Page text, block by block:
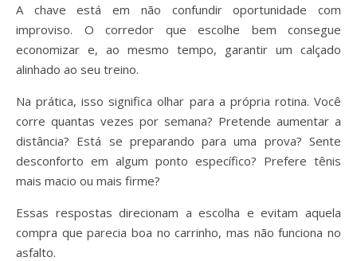
A chave está em não confundir oportunidade com
improviso. O corredor que escolhe bem consegue
economizar e, ao mesmo tempo, garantir um calçado
alinhado ao seu treino.
Na prática, isso significa olhar para a própria rotina. Você
corre quantas vezes por semana? Pretende aumentar a
distância? Está se preparando para uma prova? Sente
desconforto em algum ponto específico? Prefere tênis
mais macio ou mais firme?
Essas respostas direcionam a escolha e evitam aquela
compra que parecia boa no carrinho, mas não funciona no
asfalto.